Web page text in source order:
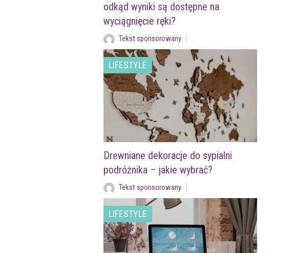
odkąd wyniki są dostępne na
wyciągnięcie ręki?
Tekst sponsorowany
LIFESTYLE
Drewniane dekoracje do sypialni
podróżnika – jakie wybrać?
Tekst sponsorowany
LIFESTYLE